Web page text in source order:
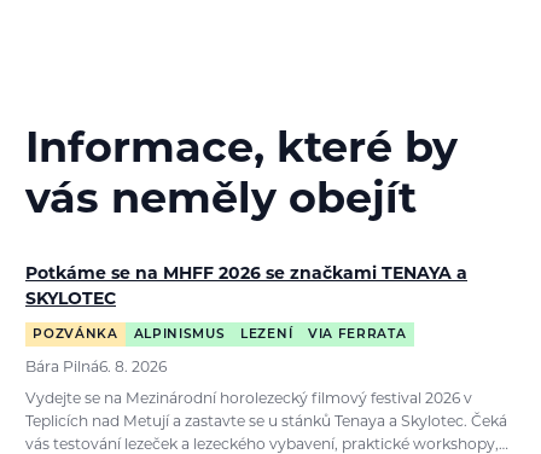
Informace, které by
vás neměly obejít
Potkáme se na MHFF 2026 se značkami TENAYA a
SKYLOTEC
POZVÁNKA ALPINISMUS LEZENÍ VIA FERRATA
Bára Pilná6. 8. 2026
Vydejte se na Mezinárodní horolezecký filmový festival 2026 v
Teplicích nad Metují a zastavte se u stánků Tenaya a Skylotec. Čeká
vás testování lezeček a lezeckého vybavení, praktické workshopy,…